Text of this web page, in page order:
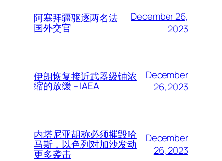
阿塞拜疆驱逐两名法
国外交官
December 26,
2023
伊朗恢复接近武器级铀浓
缩的放缓 – IAEA
December
26, 2023
内塔尼亚胡称必须摧毁哈
马斯，以色列对加沙发动
更多袭击
December
26, 2023